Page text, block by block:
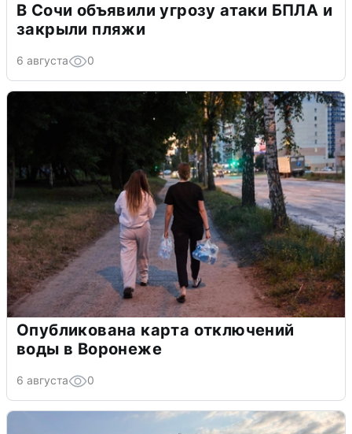
В Сочи объявили угрозу атаки БПЛА и
закрыли пляжи
6 августа 0
Опубликована карта отключений
воды в Воронеже
6 августа 0